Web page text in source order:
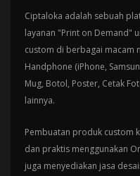
Ciptaloka adalah sebuah
layanan "Print on Demand"
custom di berbagai macam
Handphone (iPhone,
Mug, Botol, Poster, Cetak
lainnya.
Pembuatan produk custom
dan praktis menggunakan
juga menyediakan jasa